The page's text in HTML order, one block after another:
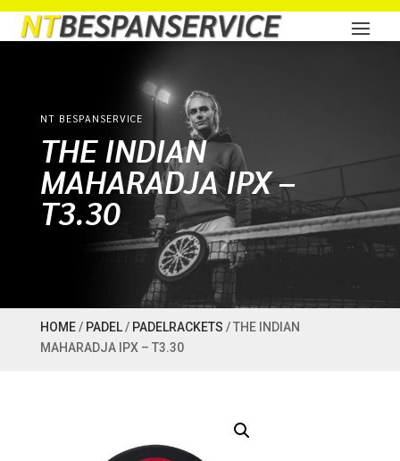
NT BESPANSERVICE
THE INDIAN
MAHARADJA IPX –
T3.30
HOME/ PADEL/ PADELRACKETS / THE INDIAN
MAHARADJA IPX – T3.30